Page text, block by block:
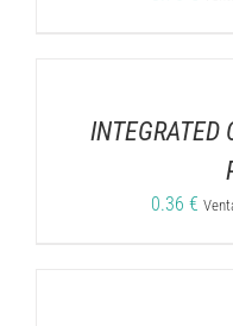
INTEGRATED
0.36 €